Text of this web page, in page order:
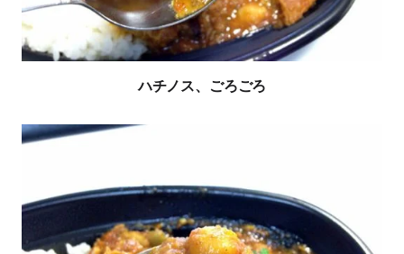
ハチノス、ごろごろ